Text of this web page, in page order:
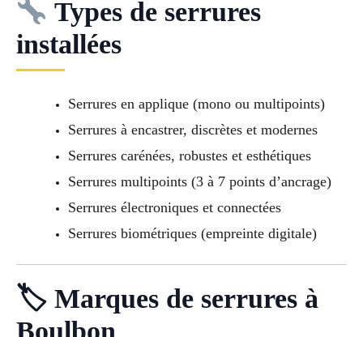
Types de serrures
installées
Serrures en applique (mono ou multipoints)
Serrures à encastrer, discrètes et modernes
Serrures carénées, robustes et esthétiques
Serrures multipoints (3 à 7 points d’ancrage)
Serrures électroniques et connectées
Serrures biométriques (empreinte digitale)
🏷 Marques de serrures à
Boulbon